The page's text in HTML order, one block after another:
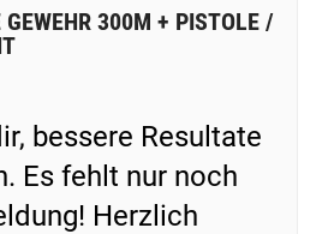
GEWEHR 300M + PISTOLE /
bessere Resultate
Es fehlt nur noch
Herzlich